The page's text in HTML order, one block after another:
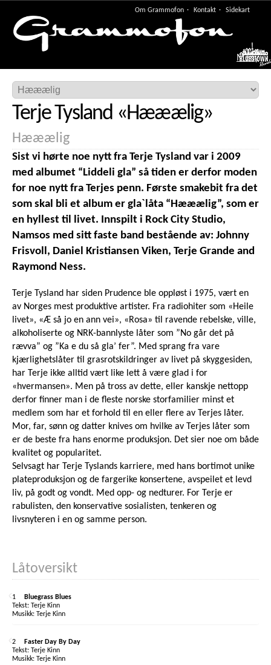
Om Grammofon Kontakt Sidekart
Meny
Terje Tysland «Hææælig»
Hææælig
Sist vi hørte noe nytt fra Terje Tysland var i 2009
med albumet “Liddeli gla” så tiden er derfor moden
for noe nytt fra Terjes penn. Første smakebit fra det
som skal bli et album er gla`låta “Hææælig”, som er
en hyllest til livet. Innspilt i Rock City Studio,
Namsos med sitt faste band bestående av: Johnny
Frisvoll, Daniel Kristiansen Viken, Terje Grande and
Raymond Ness.
Terje Tysland har siden Prudence ble oppløst i 1975, vært en
av Norges mest produktive artister. Fra radiohiter som «Heile
livet», «Æ så jo en ann vei», «Rosa» til ravende rebelske, ville,
alkoholiserte og NRK-bannlyste låter som ”No går det på
rævva” og ”Ka e du så gla’ fer”. Med sprang fra vare
kjærlighetslåter til grasrotskildringer av livet på skyggesiden,
har Terje ikke alltid vært like lett å være glad i for
«hvermansen». Men på tross av dette, eller kanskje nettopp
derfor finner man i de fleste norske storfamilier minst et
medlem som har et forhold til en eller flere av Terjes låter.
Mor, far, sønn og datter knives om hvilke av Terjes låter som
er de beste fra hans enorme produksjon. Det sier noe om både
kvalitet og popularitet.
Selvsagt har Terje Tyslands karriere, med hans bortimot unike
plateproduksjon og de fargerike konsertene, avspeilet et levd
liv, på godt og vondt. Med opp- og nedturer. For Terje er
rabulisten, den konservative sosialisten, tenkeren og
livsnyteren i en og samme person.
Låtoversikt
1
Bluegrass Blues
Terje Kinn
Terje Kinn
2
Faster Day By Day
Terje Kinn
Terje Kinn